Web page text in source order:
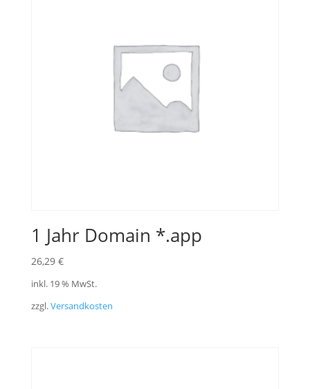
1 Jahr Domain *.app
26,29 €
inkl. 19 % MwSt.
zzgl.Versandkosten